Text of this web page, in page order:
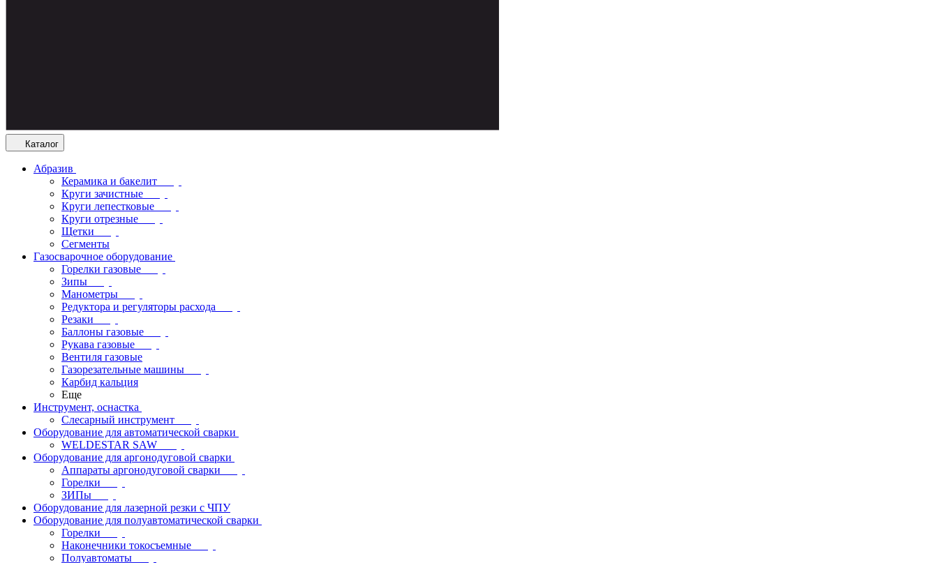
Каталог
Абразив
Керамика и бакелит
Круги зачистные
Круги лепестковые
Круги отрезные
Щетки
Сегменты
Газосварочное оборудование
Горелки газовые
Зипы
Манометры
Редуктора и регуляторы расхода
Резаки
Баллоны газовые
Рукава газовые
Вентиля газовые
Газорезательные машины
Карбид кальция
Еще
Инструмент, оснастка
Слесарный инструмент
Оборудование для автоматической сварки
WELDESTAR SAW
Оборудование для аргонодуговой сварки
Аппараты аргонодуговой сварки
Горелки
ЗИПы
Оборудование для лазерной резки с ЧПУ
Оборудование для полуавтоматической сварки
Горелки
Наконечники токосъемные
Полуавтоматы